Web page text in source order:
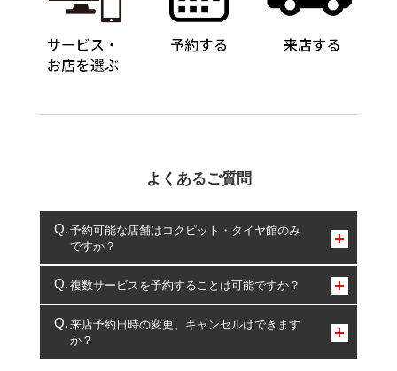
よくあるご質問
予約可能な店舗はコクピット・タイヤ館のみ
ですか？
コクピット・タイヤ館のみとなります。
複数サービスを予約することは可能ですか？
複数サービスのご予約は可能です。
一部の商品・サービスの組み合わせに限り、同時にご予約が
出来ないものもございます。
来店予約日時の変更、キャンセルはできます
か？